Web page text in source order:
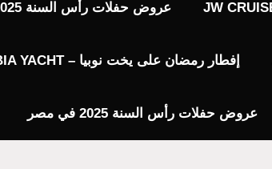
عروض حفلات رأس السنة 2025 فى القاهرة
إفطار رمضان على يخت نوبيا – NUBIA YACHT
عروض حفلات رأس السنة 2025 في مصر